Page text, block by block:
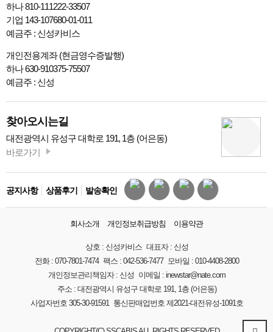
하나 810-111222-33507
기업 143-107680-01-011
예금주 : 신성카비스
개인전용계좌 (현금영수증발행)
하나 630-910375-75507
예금주 : 신성
찾아오시는길
대전광역시 유성구 대학로 191, 1층 (어은동)
바로가기
공지사항 상품후기 발송확인
회사소개 개인정보취급방침 이용약관
상호 :신성카비스 대표자 :신성
전화 : 070-7801-7474 팩스 : 042-536-7477 모바일 : 010-4408-2800
개인정보관리책임자 : 신성 이메일 : inewstar@nate.com
주소 : 대전광역시 유성구 대학로 191, 1층 (어은동)
사업자번호305-30-91591 통신판매업번호제2021-대전유성-1091호